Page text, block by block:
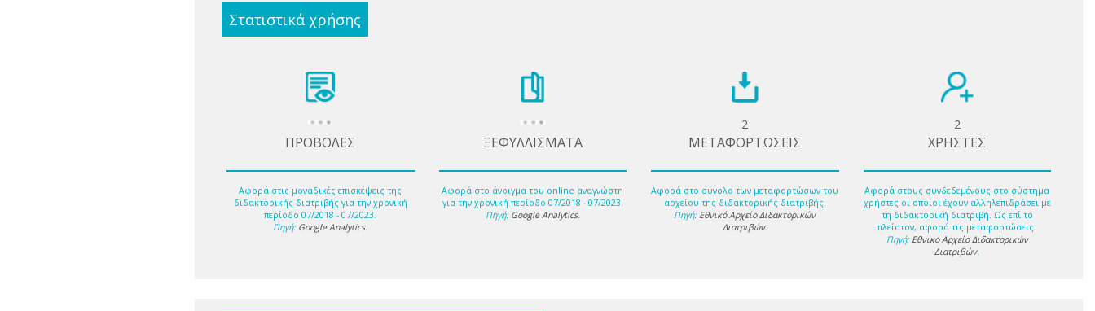
Στατιστικά χρήσης
ΠΡΟΒΟΛΕΣ
Αφορά στις μοναδικές επισκέψεις της
διδακτορικής διατριβής για την χρονική
περίοδο 07/2018 - 07/2023.
Πηγή: Google Analytics.
ΞΕΦΥΛΛΙΣΜΑΤΑ
Αφορά στο άνοιγμα του online αναγνώστη
για την χρονική περίοδο 07/2018 - 07/2023.
Πηγή: Google Analytics.
2
ΜΕΤΑΦΟΡΤΩΣΕΙΣ
Αφορά στο σύνολο των μεταφορτώσων του
αρχείου της διδακτορικής διατριβής.
Πηγή: Εθνικό Αρχείο Διδακτορικών
Διατριβών.
2
ΧΡΗΣΤΕΣ
Αφορά στους συνδεδεμένους στο σύστημα
χρήστες οι οποίοι έχουν αλληλεπιδράσει με
τη διδακτορική διατριβή. Ως επί το
πλείστον, αφορά τις μεταφορτώσεις.
Πηγή: Εθνικό Αρχείο Διδακτορικών
Διατριβών.